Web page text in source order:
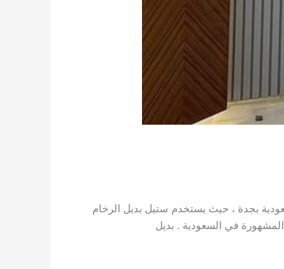
بجدة ، حيث يستخدم ستيل بديل الرخام
في السعودية . بديل